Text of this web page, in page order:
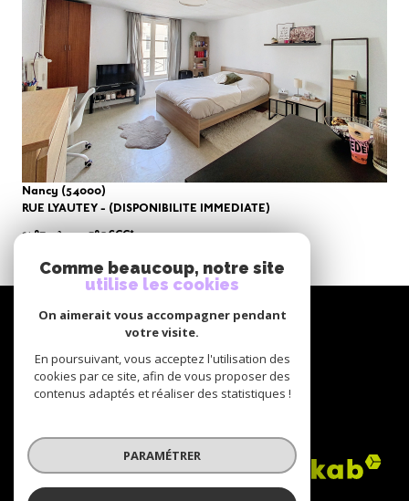
VOIR LE BIEN
Nancy (54000)
RUE LYAUTEY - (DISPONIBILITE IMMEDIATE)
21,87 m² - 385 €CC*
suivre
Comme beaucoup, notre site
utilise les cookies
On aimerait vous accompagner pendant
votre visite.
En poursuivant, vous acceptez l'utilisation des
cookies par ce site, afin de vous proposer des
contenus adaptés et réaliser des statistiques !
PARAMÉTRER